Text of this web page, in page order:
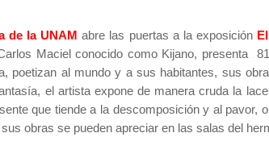
de la UNAM abre las puertas a la exposición
Maciel conocido como Kijano, presenta
poetizan al mundo y a sus habitantes, sus
el artista expone de manera cruda la
que tiende a la descomposición y al pavor,
obras se pueden apreciar en las salas del